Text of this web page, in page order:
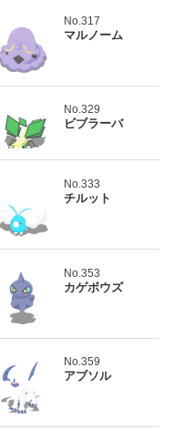
No.317
マルノーム
No.329
ビブラーバ
No.333
チルット
No.353
カゲボウズ
No.359
アブソル